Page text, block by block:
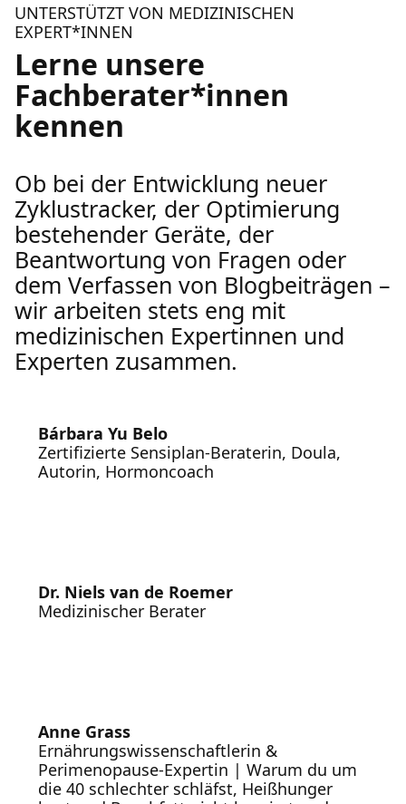
UNTERSTÜTZT VON MEDIZINISCHEN
EXPERT*INNEN
Lerne unsere
Fachberater*innen
kennen
Ob bei der Entwicklung neuer
Zyklustracker, der Optimierung
bestehender Geräte, der
Beantwortung von Fragen oder
dem Verfassen von Blogbeiträgen –
wir arbeiten stets eng mit
medizinischen Expertinnen und
Experten zusammen.
Bárbara Yu Belo
Zertifizierte Sensiplan-Beraterin, Doula,
Autorin, Hormoncoach
Dr. Niels van de Roemer
Medizinischer Berater
Anne Grass
Ernährungswissenschaftlerin &
Perimenopause-Expertin | Warum du um
die 40 schlechter schläfst, Heißhunger